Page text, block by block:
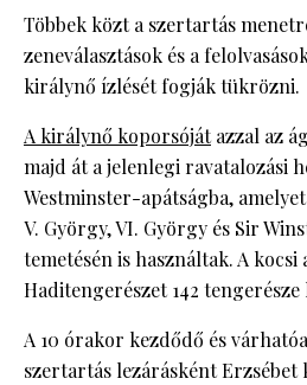
Többek közt a szertartás
zeneválasztások és a
királynő ízlését fogják tükrözni.
A királynő koporsójátazzal az
majd át a jelenlegi ravatalozási
Westminster-apátságba,
V. György, VI. György és Sir
temetésén is használtak. A kocsi
Haditengerészet 142 tengerésze
A 10 órakor kezdődő és
szertartás lezárásként